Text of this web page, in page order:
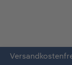
Zum Hauptinhalt